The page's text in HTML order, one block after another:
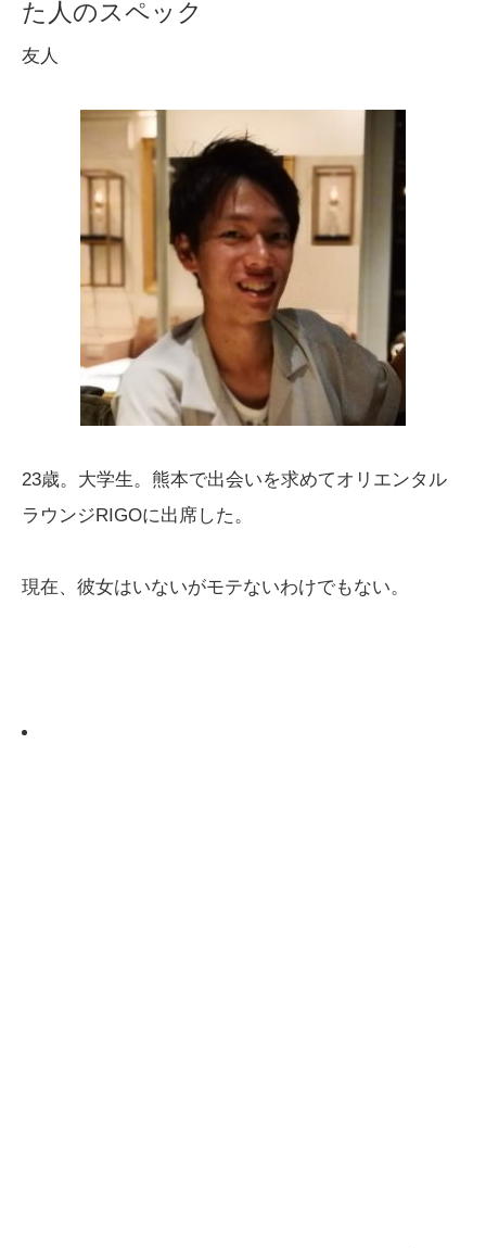
た人のスペック
友人
23歳。大学生。熊本で出会いを求めてオリエンタル
ラウンジRIGOに出席した。
現在、彼女はいないがモテないわけでもない。